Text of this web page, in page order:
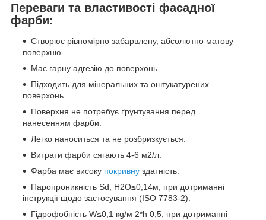
Переваги та властивості фасадної
фарби:
Створює рівномірно забарвлену, абсолютно матову
поверхню.
Має гарну адгезію до поверхонь.
Підходить для мінеральних та оштукатурених
поверхонь.
Поверхня не потребує ґрунтування перед
нанесенням фарби.
Легко наноситься та не розбризкується.
Витрати фарби сягають 4-6 м2/л.
Фарба має високу покривну здатність.
Паропроникність Sd, H2O≤0,14м, при дотриманні
інструкції щодо застосування (ISO 7783-2).
Гідрофобність W≤0,1 кg/м 2*h 0,5, при дотриманні